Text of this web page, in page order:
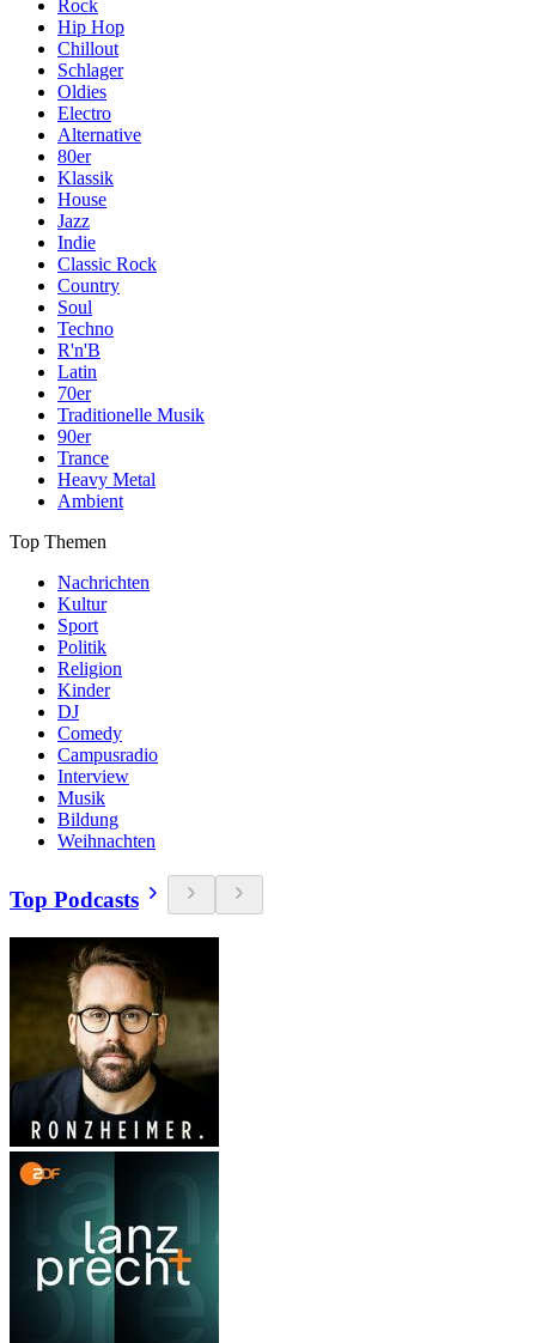
Rock
Hip Hop
Chillout
Schlager
Oldies
Electro
Alternative
80er
Klassik
House
Jazz
Indie
Classic Rock
Country
Soul
Techno
R'n'B
Latin
70er
Traditionelle Musik
90er
Trance
Heavy Metal
Ambient
Top Themen
Nachrichten
Kultur
Sport
Politik
Religion
Kinder
DJ
Comedy
Campusradio
Interview
Musik
Bildung
Weihnachten
Top Podcasts